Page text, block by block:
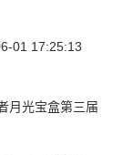
01 17:25:13
月光宝盒第三届